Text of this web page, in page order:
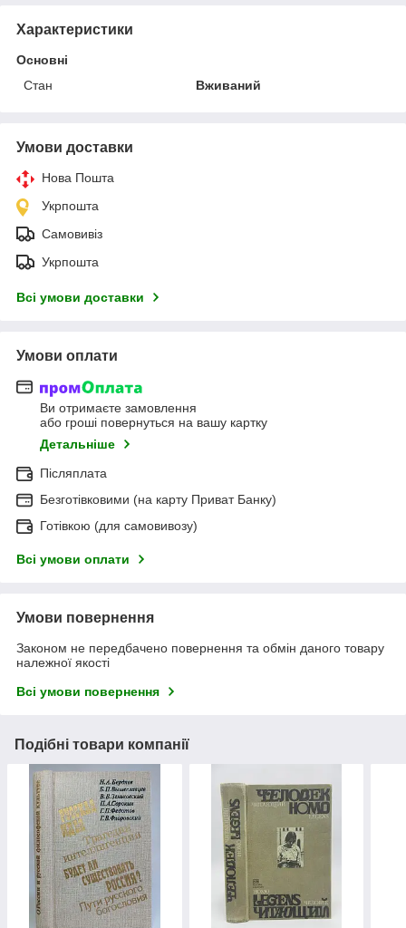
Характеристики
Основні
Стан
Вживаний
Умови доставки
Нова Пошта
Укрпошта
Самовивіз
Укрпошта
Всі умови доставки
Умови оплати
Ви отримаєте замовлення
або гроші повернуться на вашу картку
Детальніше
Післяплата
Безготівковими (на карту Приват Банку)
Готівкою (для самовивозу)
Всі умови оплати
Умови повернення
Законом не передбачено повернення та обмін даного товару
належної якості
Всі умови повернення
Подібні товари компанії